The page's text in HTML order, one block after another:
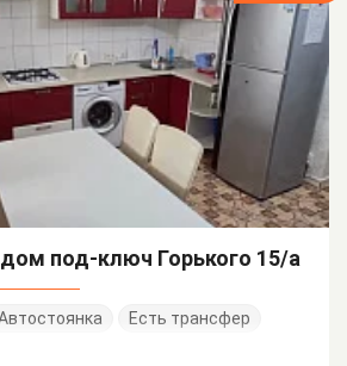
под-ключ Горького 15/а
Есть трансфер